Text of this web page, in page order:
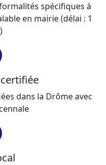
spécifiques à
en mairie (délai : 1
dans la Drôme avec